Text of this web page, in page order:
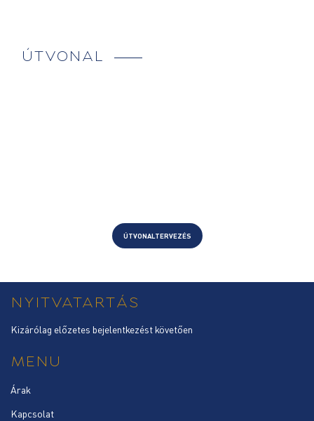
ÚTVONAL
ÚTVONALTERVEZÉS
NYITVATARTÁS
Kizárólag előzetes bejelentkezést követően
MENU
Árak
Kapcsolat